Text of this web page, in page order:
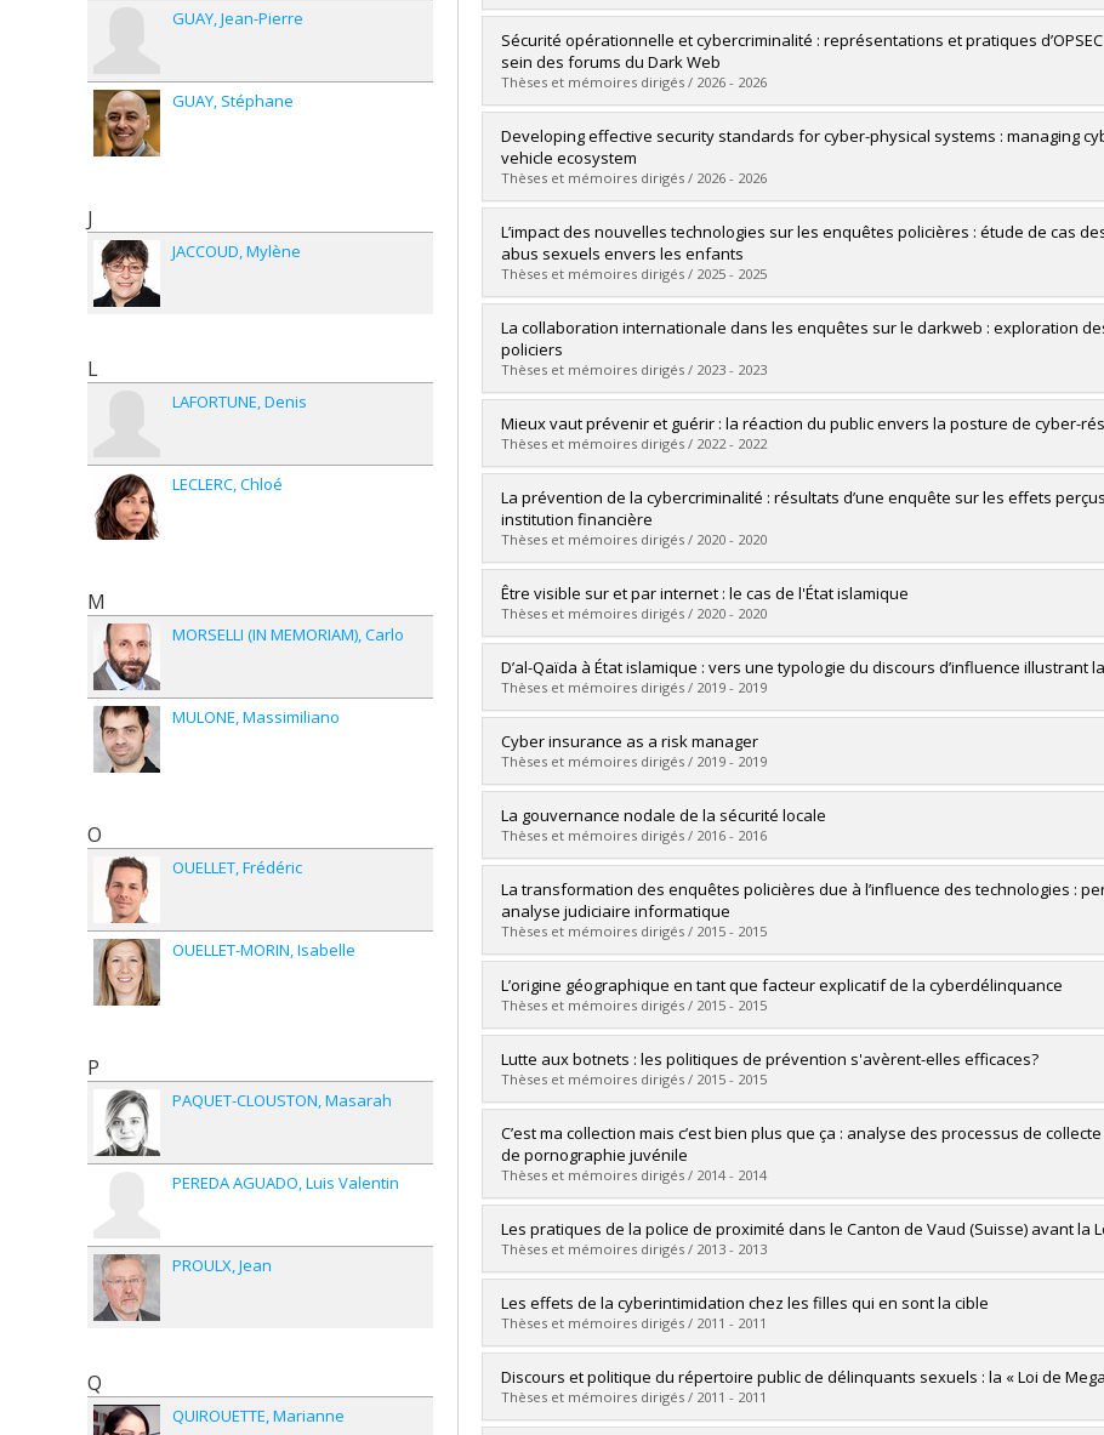
Diplômé(e) :Ream, Fyscillia
Cycle :Doctorat
Diplôme obtenu :Ph. D.
Lien vers le document dans Papyrus
Sécurité opérationnelle et cybercriminalité : représentations et pratiques
sein des forums du Dark Web
Thèses et mémoires dirigés / 2026 - 2026
Diplômé(e) :Théorêt, Mélanie
Cycle :Maîtrise
Diplôme obtenu :M. Sc.
Lien vers le document dans Papyrus
Developing effective security standards for cyber-physical systems : managing
vehicle ecosystem
Thèses et mémoires dirigés / 2026 - 2026
Diplômé(e) :Rochette, Isabelle
Cycle :Doctorat
Diplôme obtenu :Ph. D.
Lien vers le document dans Papyrus
L’impact des nouvelles technologies sur les enquêtes policières : étude de cas
abus sexuels envers les enfants
Thèses et mémoires dirigés / 2025 - 2025
Diplômé(e) :Pamar, Manon
Cycle :Doctorat
Diplôme obtenu :Ph. D.
Lien vers le document dans Papyrus
La collaboration internationale dans les enquêtes sur le darkweb : exploration
policiers
Thèses et mémoires dirigés / 2023 - 2023
Diplômé(e) :Villeneuve-Dubuc, Marie-Pier
Cycle : Maîtrise
Diplôme obtenu :M. Sc.
Lien vers le document dans Papyrus
Mieux vaut prévenir et guérir : la réaction du public envers la posture de cyber-
Thèses et mémoires dirigés / 2022 - 2022
Diplômé(e) :Toma, Traian
Cycle :Maîtrise
Diplôme obtenu :M. Sc.
Lien vers le document dans Papyrus
La prévention de la cybercriminalité : résultats d’une enquête sur les effets
institution financière
Thèses et mémoires dirigés / 2020 - 2020
Diplômé(e) :Coutu, Cameron
Cycle : Maîtrise
Diplôme obtenu :M. Sc.
Lien vers le document dans Papyrus
Être visible sur et par internet : le cas de l'État islamique
Thèses et mémoires dirigés / 2020 - 2020
Diplômé(e) :Crosset, Valentine
Cycle : Doctorat
Diplôme obtenu :Ph. D.
Lien vers le document dans Papyrus
D’al-Qaïda à État islamique : vers une typologie du discours d’influence illustrant
Thèses et mémoires dirigés / 2019 - 2019
Diplômé(e) :Bérubé, Maxime
Cycle : Doctorat
Diplôme obtenu :Ph. D.
Lien vers le document dans Papyrus
Cyber insurance as a risk manager
Thèses et mémoires dirigés / 2019 - 2019
Diplômé(e) :Modica, Claudio
Cycle : Maîtrise
Diplôme obtenu :M. Sc.
Lien vers le document dans Papyrus
La gouvernance nodale de la sécurité locale
Thèses et mémoires dirigés / 2016 - 2016
Diplômé(e) :Quéro, Yann-Cédric
Cycle :Doctorat
Diplôme obtenu :Ph. D.
Lien vers le document dans Papyrus
La transformation des enquêtes policières due à l’influence des technologies :
analyse judiciaire informatique
Thèses et mémoires dirigés / 2015 - 2015
Diplômé(e) :Baril, David-Emmanuel
Cycle : Maîtrise
Diplôme obtenu :M. Sc.
Lien vers le document dans Papyrus
L’origine géographique en tant que facteur explicatif de la cyberdélinquance
Thèses et mémoires dirigés / 2015 - 2015
Diplômé(e) :Carignan, Mira
Cycle : Maîtrise
Diplôme obtenu :M. Sc.
Lien vers le document dans Papyrus
Lutte aux botnets : les politiques de prévention s'avèrent-elles efficaces?
Thèses et mémoires dirigés / 2015 - 2015
Diplômé(e) :Allaire, Marie-Renée
Cycle :Maîtrise
Diplôme obtenu :M. Sc.
Lien vers le document dans Papyrus
C’est ma collection mais c’est bien plus que ça : analyse des processus de
de pornographie juvénile
Thèses et mémoires dirigés / 2014 - 2014
Diplômé(e) :Fortin, Francis
Cycle : Doctorat
Diplôme obtenu :Ph. D.
Lien vers le document dans Papyrus
Les pratiques de la police de proximité dans le Canton de Vaud (Suisse) avant la
Thèses et mémoires dirigés / 2013 - 2013
Diplômé(e) : Noel, Ophélie
Cycle : Doctorat
Diplôme obtenu :Ph. D.
Lien vers le document dans Papyrus
Les effets de la cyberintimidation chez les filles qui en sont la cible
Thèses et mémoires dirigés / 2011 - 2011
Diplômé(e) :Ryan, Nancy
Cycle : Maîtrise
Diplôme obtenu :M. Sc.
Discours et politique du répertoire public de délinquants sexuels : la « Loi de
Thèses et mémoires dirigés / 2011 - 2011
GUAY Jean-Pierre
GUAY Stéphane
J
JACCOUD Mylène
L
LAFORTUNE Denis
LECLERC Chloé
M
MORSELLI (IN MEMORIAM) Carlo
MULONE Massimiliano
O
OUELLET Frédéric
OUELLET-MORIN Isabelle
P
PAQUET-CLOUSTON Masarah
PEREDA AGUADO Luis Valentin
PROULX Jean
Q
QUIROUETTE Marianne